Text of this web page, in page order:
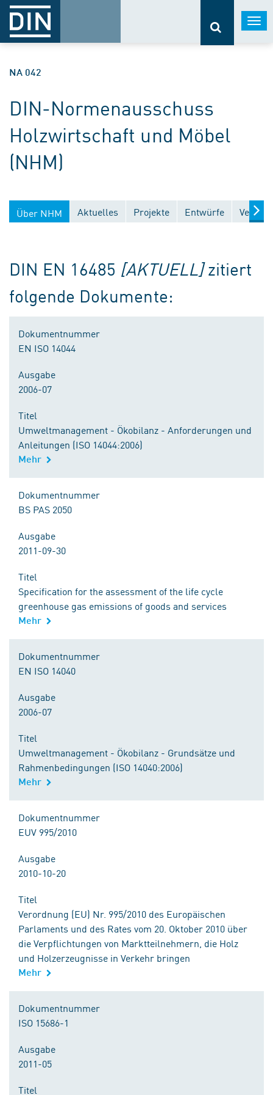
NA 042
DIN-Normenausschuss
Holzwirtschaft und Möbel
(NHM)
Über NHM Aktuelles Projekte Entwürfe
DIN EN 16485 [AKTUELL] zitiert
folgende Dokumente:
Dokumentnummer
EN ISO 14044
Ausgabe
2006-07
Titel
Umweltmanagement - Ökobilanz - Anforderungen und
Anleitungen (ISO 14044:2006)
Mehr
Dokumentnummer
BS PAS 2050
Ausgabe
2011-09-30
Titel
Specification for the assessment of the life cycle
greenhouse gas emissions of goods and services
Mehr
Dokumentnummer
EN ISO 14040
Ausgabe
2006-07
Titel
Umweltmanagement - Ökobilanz - Grundsätze und
Rahmenbedingungen (ISO 14040:2006)
Mehr
Dokumentnummer
EUV 995/2010
Ausgabe
2010-10-20
Titel
Verordnung (EU) Nr. 995/2010 des Europäischen
Parlaments und des Rates vom 20. Oktober 2010 über
die Verpflichtungen von Marktteilnehmern, die Holz
und Holzerzeugnisse in Verkehr bringen
Mehr
Dokumentnummer
ISO 15686-1
Ausgabe
2011-05
Titel